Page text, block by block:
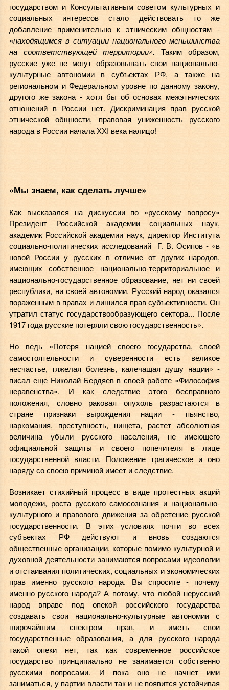
государством и Консультативным советом культурных и
социальных интересов стало действовать то же
добавление применительно к этническим общностям -
«находящимся в ситуации национального меньшинства
на соответствующей территории».Таким образом,
русские уже не могут образовывать свои национально-
культурные автономии в субъектах РФ, а также на
региональном и Федеральном уровне по данному закону,
другого же закона - хотя бы об основах межэтнических
отношений в России нет. Дискриминация прав русской
этнической общности, правовая униженность русского
народа в России начала ХХI века налицо!
«Мы знаем, как сделать лучше»
Как высказался на дискуссии по «русскому вопросу»
Президент Российской академии социальных наук,
академик Российской академии наук, директор Института
социально-политических исследований Г. В. Осипов - «в
новой России у русских в отличие от других народов,
имеющих собственное национально-территориальное и
национально-государственное образование, нет ни своей
республики, ни своей автономии. Русский народ оказался
пораженным в правах и лишился прав субъективности. Он
утратил статус государствообразующего сектора... После
1917 года русские потеряли свою государственность».
Но ведь «Потеря нацией своего государства, своей
самостоятельности и суверенности есть великое
несчастье, тяжелая болезнь, калечащая душу нации» -
писал еще Николай Бердяев в своей работе «Философия
неравенства». И как следствие этого бесправного
положения, словно раковая опухоль разрастаются в
стране признаки вырождения нации - пьянство,
наркомания, преступность, нищета, растет абсолютная
величина убыли русского населения, не имеющего
официальной защиты и своего попечителя в лице
государственной власти. Положение трагическое и оно
наряду со своею причиной имеет и следствие.
Возникает стихийный процесс в виде протестных акций
молодежи, роста русского самосознания и национально-
культурного и правового движения за обретение русской
государственности. В этих условиях почти во всех
субъектах РФ действуют и вновь создаются
общественные организации, которые помимо культурной и
духовной деятельности занимаются вопросами идеологии
и отстаивания политических, социальных и экономических
прав именно русского народа. Вы спросите - почему
именно русского народа? А потому, что любой нерусский
народ вправе под опекой российского государства
создавать свои национально-культурные автономии с
широчайшим спектром прав, и иметь свои
государственные образования, а для русского народа
такой опеки нет, так как современное российское
государство принципиально не занимается собственно
русскими вопросами. И пока оно не начнет ими
заниматься, у партии власти так и не появится устойчивая